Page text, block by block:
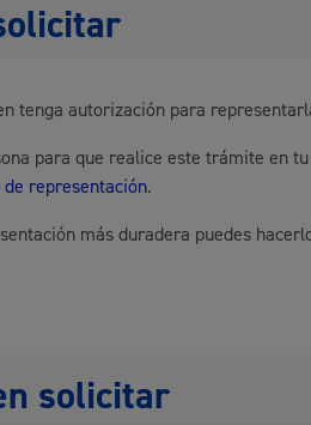
Desarrollo
tenga autorización para
para que realice este trámite en
representación.
más duradera puedes
solicitar